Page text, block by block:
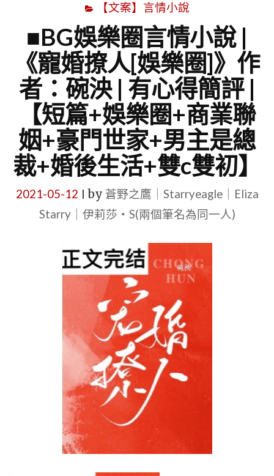
【文案】言情小說
■BG娛樂圈言情小說 |
《寵婚撩人[娛樂圈]》作
者：碗泱 | 有心得簡評 |
【短篇+娛樂圈+商業聯
姻+豪門世家+男主是總
裁+婚後生活+雙c雙初】
2021-05-12 by 蒼野之鷹｜Starryeagle｜Eliza
Starry｜伊莉莎・S(兩個筆名為同一人)